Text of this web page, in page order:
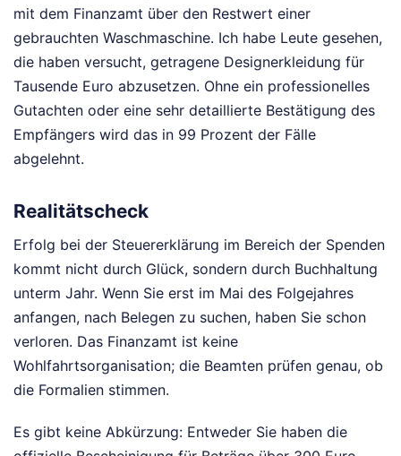
mit dem Finanzamt über den Restwert einer
gebrauchten Waschmaschine. Ich habe Leute gesehen,
die haben versucht, getragene Designerkleidung für
Tausende Euro abzusetzen. Ohne ein professionelles
Gutachten oder eine sehr detaillierte Bestätigung des
Empfängers wird das in 99 Prozent der Fälle
abgelehnt.
Realitätscheck
Erfolg bei der Steuererklärung im Bereich der Spenden
kommt nicht durch Glück, sondern durch Buchhaltung
unterm Jahr. Wenn Sie erst im Mai des Folgejahres
anfangen, nach Belegen zu suchen, haben Sie schon
verloren. Das Finanzamt ist keine
Wohlfahrtsorganisation; die Beamten prüfen genau, ob
die Formalien stimmen.
Es gibt keine Abkürzung: Entweder Sie haben die